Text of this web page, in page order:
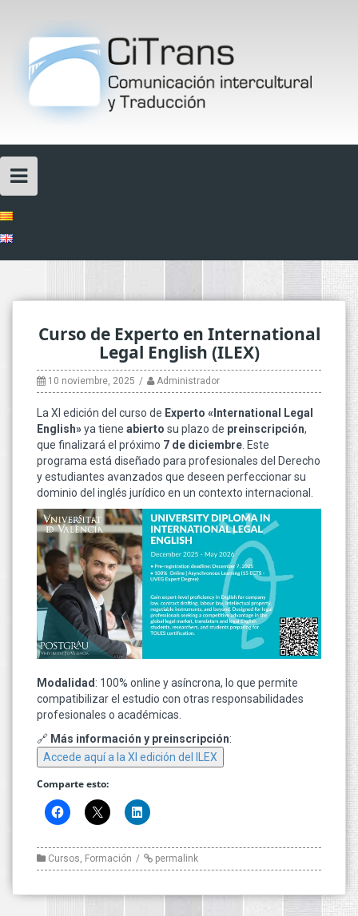
content
Curso de Experto en International
Legal English (ILEX)
10 noviembre, 2025 Administrador
La XI edición del curso de Experto «International Legal
English»ya tiene abierto su plazo de preinscripción,
que finalizará el próximo 7 de diciembre. Este
programa está diseñado para profesionales del Derecho
y estudiantes avanzados que deseen perfeccionar su
dominio del inglés jurídico en un contexto internacional.
Modalidad : 100% online y asíncrona, lo que permite
compatibilizar el estudio con otras responsabilidades
profesionales o académicas.
🔗 Más información y preinscripción:
Accede aquí a la XI edición del ILEX
Comparte esto:
Cursos, Formación permalink